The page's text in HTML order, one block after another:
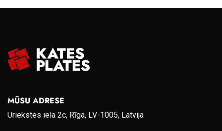
MŪSU ADRESE
Uriekstes iela 2c, Rīga, LV-1005, Latvija